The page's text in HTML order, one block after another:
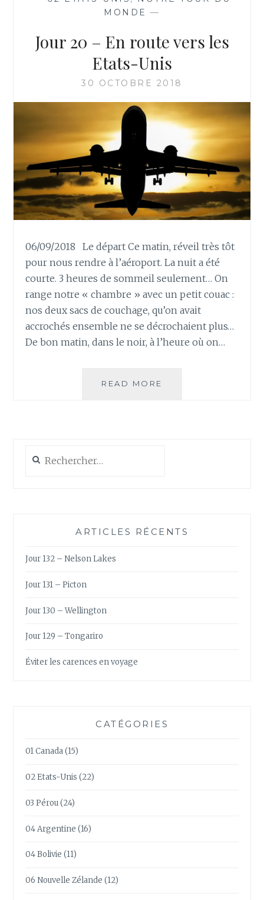
MONDE —
Jour 20 – En route vers les
Etats-Unis
30 OCTOBRE 2018
06/09/2018 Le départ Ce matin, réveil très tôt
pour nous rendre à l’aéroport. La nuit a été
courte. 3 heures de sommeil seulement… On
range notre « chambre » avec un petit couac :
nos deux sacs de couchage, qu’on avait
accrochés ensemble ne se décrochaient plus…
De bon matin, dans le noir, à l’heure où on…
READ MORE
ARTICLES RÉCENTS
Jour 132 – Nelson Lakes
Jour 131 – Picton
Jour 130 – Wellington
Jour 129 – Tongariro
Éviter les carences en voyage
CATÉGORIES
01 Canada(15)
02 Etats-Unis (22)
03 Pérou(24)
04 Argentine (16)
04 Bolivie (11)
06 Nouvelle Zélande (12)